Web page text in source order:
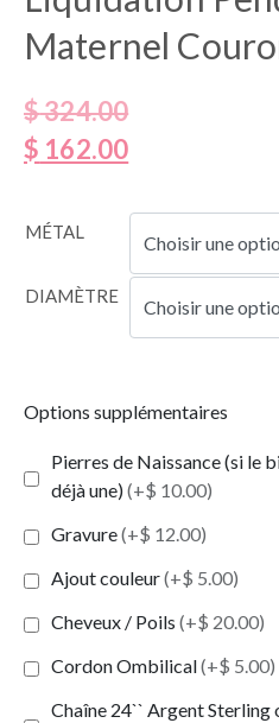
Maternel
$324.00
$ 162.00
MÉTAL
DIAMÈTRE
Options supplémentaires
Pierres de Naissance (si le
déjà une)(+$ 10.00)
Gravure(+$ 12.00)
Ajout couleur(+$ 5.00)
Cheveux / Poils (+$ 20.00)
Cordon Ombilical(+$ 5.00)
Chaîne 24`` Argent Sterling